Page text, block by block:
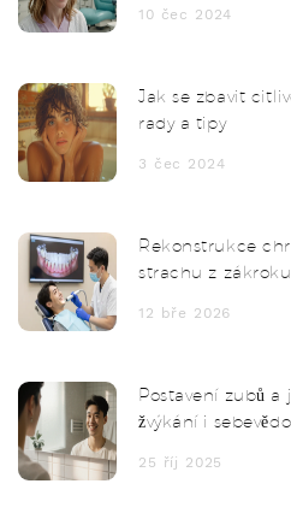
10 čec 2024
Jak se zbavit
rady a tipy
3 čec 2024
Rekonstrukce
strachu z zákroku
12 bře 2026
Postavení zubů a
žvýkání i
25 říj 2025